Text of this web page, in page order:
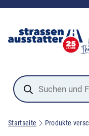
Products
search
Startseite Produkte